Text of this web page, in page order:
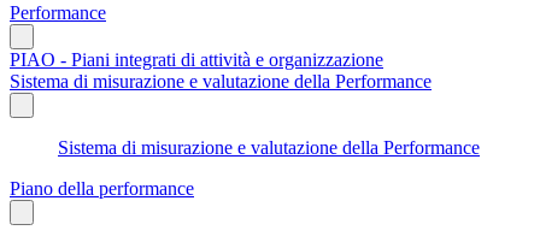
Performance
PIAO - Piani integrati di attività e organizzazione
Sistema di misurazione e valutazione della Performance
Sistema di misurazione e valutazione della Performance
Piano della performance